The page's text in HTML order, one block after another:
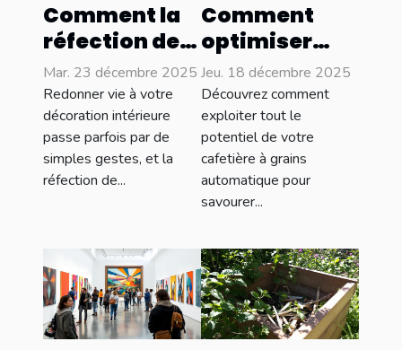
Comment la
réfection de
meubles peut
transformer
votre
intérieur ?
Mar. 23 décembre 2025
Redonner vie à votre
décoration intérieure
passe parfois par de
simples gestes, et la
réfection de...
Comment
optimiser
l'utilisation
de votre
cafetière à
grains
automatique
?
Jeu. 18 décembre 2025
Découvrez comment
exploiter tout le
potentiel de votre
cafetière à grains
automatique pour
savourer...